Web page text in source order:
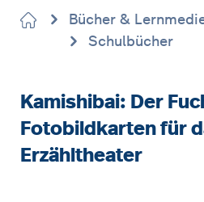
Bücher &
Schulbücher
Kamishibai: Der
Fotobildkarten für
Erzähltheater